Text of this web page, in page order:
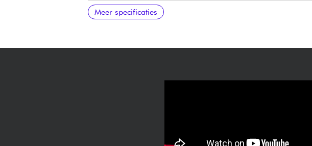
Voedingsspanning
Opgenomen vermogen
Koeling
Beschermingsklasse
Meegeleverde accessoires
Gewicht en afmetingen
Meer specificaties